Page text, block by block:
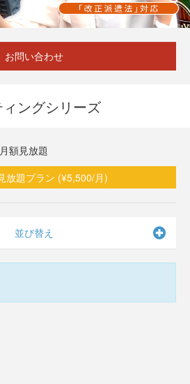
お問い合わせ
ングシリーズ
額見放題
放題プラン (¥5,500/月)
並び替え